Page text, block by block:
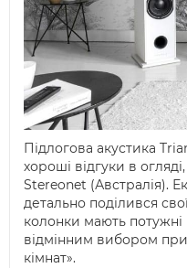
Підлогова акустика
хороші відгуки в
Stereonet (Австралія).
детально поділився
колонки мають потужні
відмінним вибором
кімнат».